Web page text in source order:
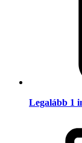
Legalább 1